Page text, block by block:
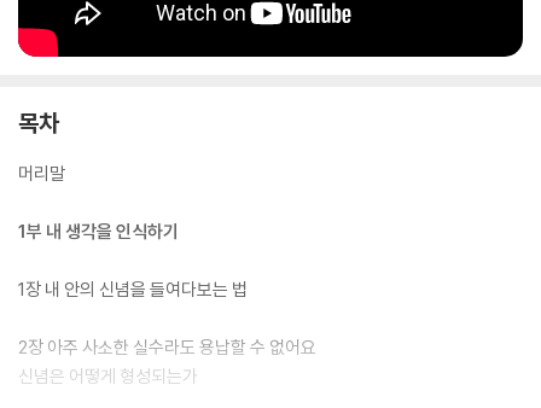
목차
머리말
1부 내 생각을 인식하기
1장 내 안의 신념을 들여다보는 법
2장 아주 사소한 실수라도 용납할 수 없어요
신념은 어떻게 형성되는가